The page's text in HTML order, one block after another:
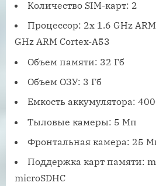
Количество SIM-карт: 2
Процессор: 2x 1.6 GHz
GHz ARM Cortex-A53
Объем памяти: 32 Гб
Объем ОЗУ: 3 Гб
Емкость аккумулятора:
Тыловые камеры: 5 Мп
Фронтальная камера: 25
Поддержка карт памяти:
microSDHC